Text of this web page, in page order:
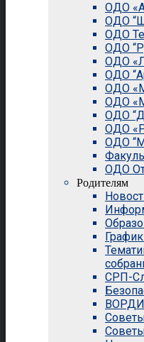
ОДО
ОДО
ОДО
ОДО
ОДО
ОДО
ОДО
ОДО
ОДО
ОДО
ОДО
ОДО
Родителям
СРП-
ВОРДИ